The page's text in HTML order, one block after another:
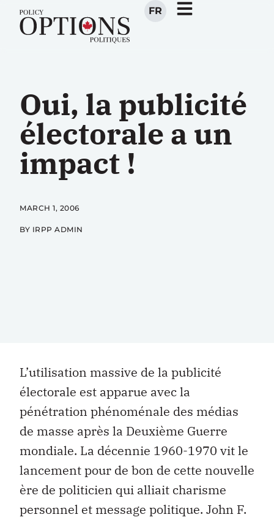
FR
Oui, la publicité
électorale a un
impact !
MARCH 1, 2006
BY IRPP ADMIN
L’utilisation massive de la publicité
électorale est apparue avec la
pénétration phénoménale des médias
de masse après la Deuxième Guerre
mondiale. La décennie 1960-1970 vit le
lancement pour de bon de cette nouvelle
ère de politicien qui alliait charisme
personnel et message politique. John F.